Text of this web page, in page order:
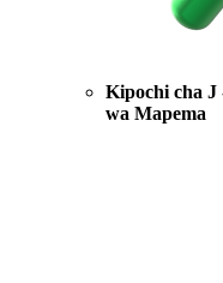
Kipochi cha
wa Mapema